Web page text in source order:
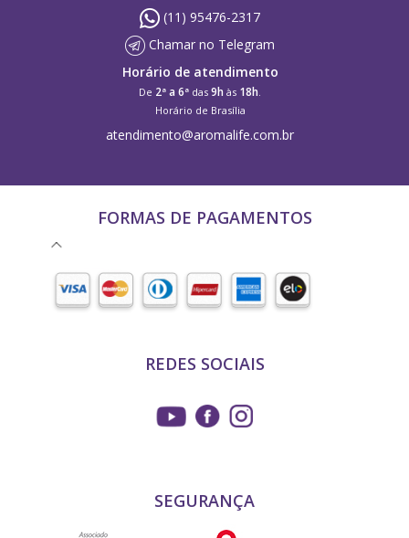
(11) 95476-2317
Chamar no Telegram
Horário de atendimento
De 2ª a 6ª das 9h às 18h
Horário de Brasília
atendimento@aromalife.com.br
FORMAS DE PAGAMENTOS
REDES SOCIAIS
SEGURANÇA